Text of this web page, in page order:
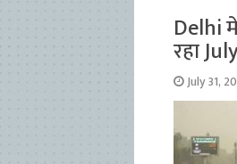
Delhi
रहा
July 31,